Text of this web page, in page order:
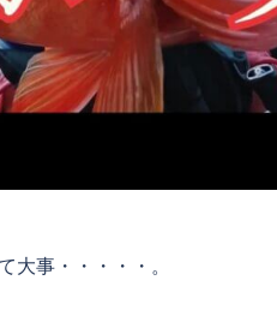
大事・・・・・。